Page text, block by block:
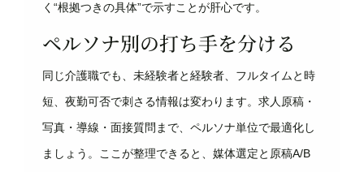
く“根拠つきの具体”で示すことが肝心です。
ペルソナ別の打ち手を分ける
同じ介護職でも、未経験者と経験者、フルタイムと時
短、夜勤可否で刺さる情報は変わります。求人原稿・
写真・導線・面接質問まで、ペルソナ単位で最適化し
ましょう。ここが整理できると、媒体選定と原稿A/B